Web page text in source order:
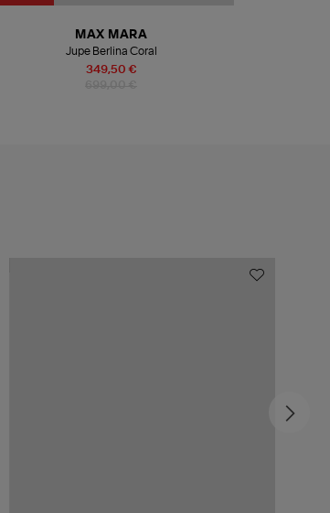
349,50 €
MAX MARA
Jupe Berlina Coral